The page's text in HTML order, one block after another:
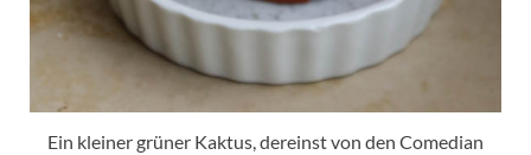
Ein kleiner grüner Kaktus, dereinst von den Comedian